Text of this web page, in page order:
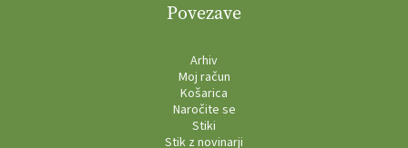
Povezave
Arhiv
Moj račun
Košarica
Naročite se
Stiki
Stik z novinarji